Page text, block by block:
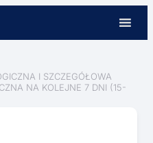
I SZCZEGÓŁOWA
NA KOLEJNE 7 DNI (15-